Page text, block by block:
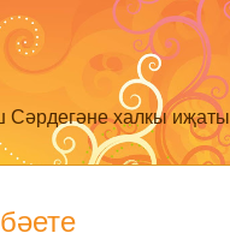
халкы иҗаты